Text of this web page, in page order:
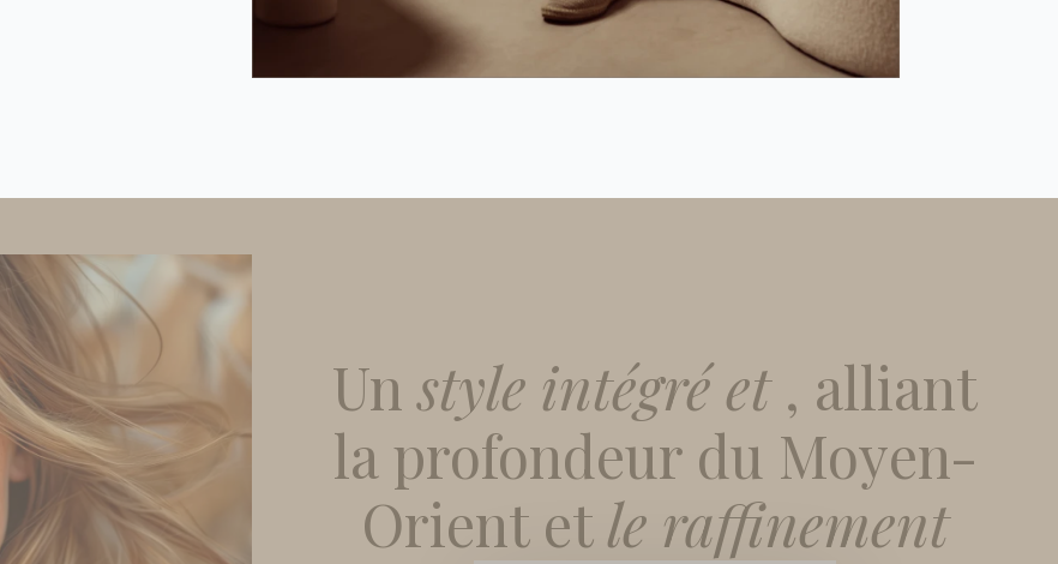
Unstyle intégré et, alliant
la profondeur du Moyen-
Orient etle raffinement